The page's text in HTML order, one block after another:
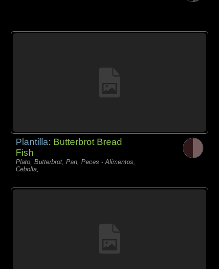
Plantilla: Butterbrot Bread
Fish
Plato, Butterbrot, Pan, Peces - Alimentos,
Cebolla,